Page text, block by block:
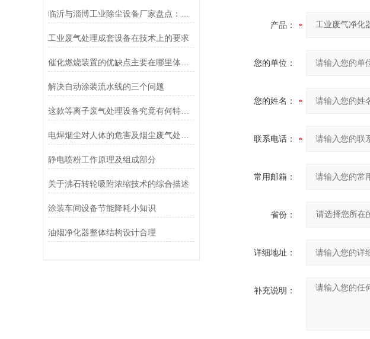
工业废气处理成套设备在技术上的要求
催化燃烧装置的优缺点主要在哪里体现？
解决自动涂装流水线的三个问题
这款等离子废气处理设备究竟有何特别之处呢？
静电喷粉工作原理及组成部分
关于沸石转轮吸附浓缩技术的综合描述
涂装车间设备节能降耗小知识
油烟净化器整体结构设计合理
产品：
您的单位：
您的姓名：
联系电话：
常用邮箱：
省份：
详细地址：
补充说明：